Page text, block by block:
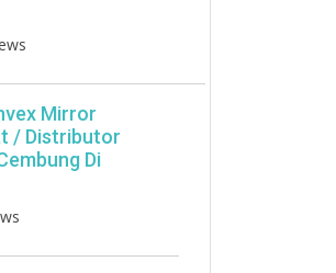
Mirror
/ Distributor
Di